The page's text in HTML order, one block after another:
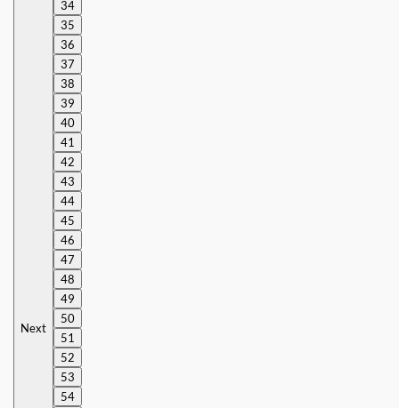
Next
34
35
36
37
38
39
40
41
42
43
44
45
46
47
48
49
50
51
52
53
54